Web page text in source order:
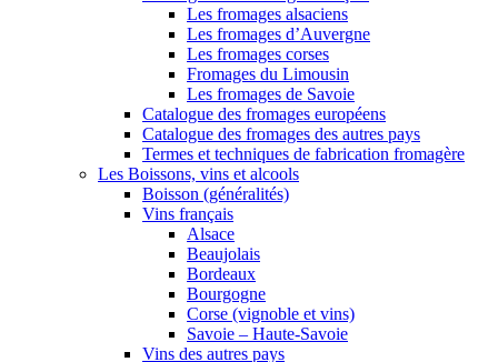
Les fromages alsaciens
Les fromages d’Auvergne
Les fromages corses
Fromages du Limousin
Les fromages de Savoie
Catalogue des fromages européens
Catalogue des fromages des autres pays
Termes et techniques de fabrication fromagère
Les Boissons, vins et alcools
Boisson (généralités)
Vins français
Alsace
Beaujolais
Bordeaux
Bourgogne
Corse (vignoble et vins)
Savoie – Haute-Savoie
Vins des autres pays